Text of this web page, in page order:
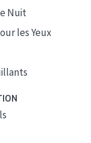
Nuit
les Yeux